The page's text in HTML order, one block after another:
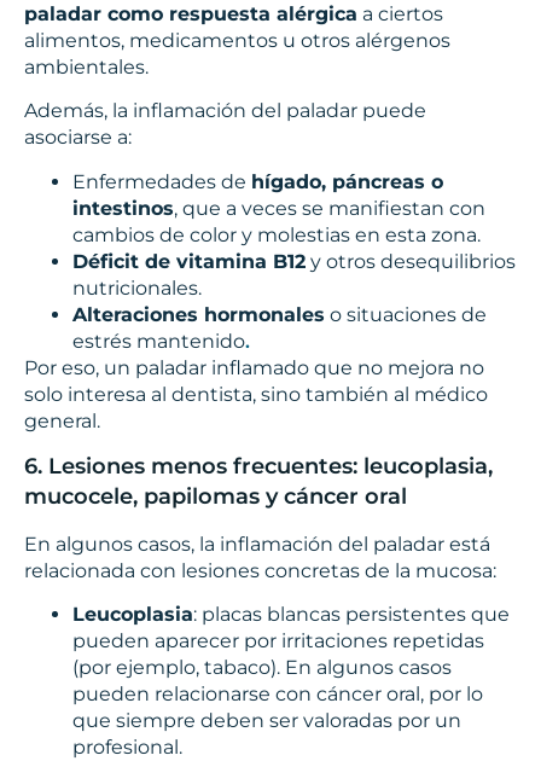
paladar como respuesta alérgica a ciertos
alimentos, medicamentos u otros alérgenos
ambientales.
Además, la inflamación del paladar puede
asociarse a:
Enfermedades de hígado, páncreas o
intestinos, que a veces se manifiestan con
cambios de color y molestias en esta zona.
Déficit de vitamina B12 y otros desequilibrios
nutricionales.
Alteraciones hormonales o situaciones de
estrés mantenido.
Por eso, un paladar inflamado que no mejora no
solo interesa al dentista, sino también al médico
general.
6. Lesiones menos frecuentes: leucoplasia,
mucocele, papilomas y cáncer oral
En algunos casos, la inflamación del paladar está
relacionada con lesiones concretas de la mucosa:
Leucoplasia: placas blancas persistentes que
pueden aparecer por irritaciones repetidas
(por ejemplo, tabaco). En algunos casos
pueden relacionarse con cáncer oral, por lo
que siempre deben ser valoradas por un
profesional.